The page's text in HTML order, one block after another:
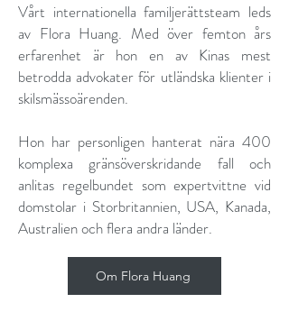
Vårt internationella familjerättsteam leds
av Flora Huang. Med över femton års
erfarenhet är hon en av Kinas mest
betrodda advokater för utländska klienter i
skilsmässoärenden.
Hon har personligen hanterat nära 400
komplexa gränsöverskridande fall och
anlitas regelbundet som expertvittne vid
domstolar i Storbritannien, USA, Kanada,
Australien och flera andra länder.
Om Flora Huang